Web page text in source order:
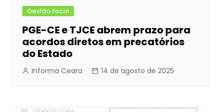
Gestão fiscal
PGE-CE e TJCE abrem prazo para
acordos diretos em precatórios
do Estado
Informa Ceara 14 de agosto de 2025